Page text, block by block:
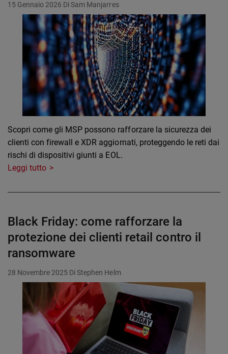
15 Gennaio 2026 Di Sam Manjarres
Scopri come gli MSP possono rafforzare la sicurezza dei
clienti con firewall e XDR aggiornati, proteggendo le reti dai
rischi di dispositivi giunti a EOL.
Leggi tutto
Black Friday: come rafforzare la
protezione dei clienti retail contro il
ransomware
28 Novembre 2025 Di Stephen Helm